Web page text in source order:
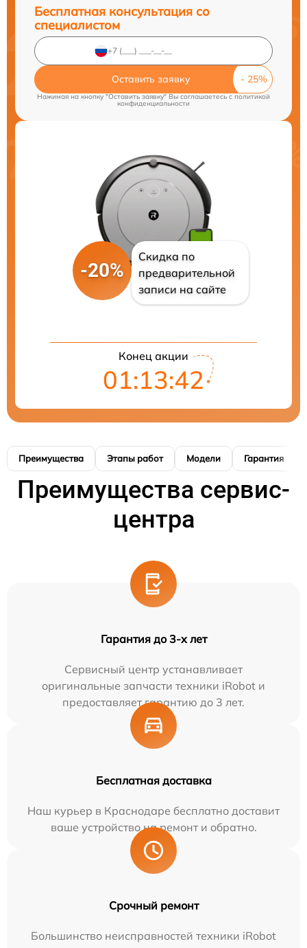
Бесплатная консультация со
специалистом
Оставить заявку
Нажимая на кнопку "Оставить заявку" Вы соглашаетесь cполитикой
конфиденциальности
-20%
Скидка по
предварительной
записи на сайте
Конец акции
01:13:41
Преимущества Этапы работ Модели Гарантия
Преимущества сервис-
центра
Гарантия до 3-х лет
Сервисный центр устанавливает
оригинальные запчасти техники iRobot и
предоставляет гарантию до 3 лет.
Бесплатная доставка
Наш курьер в Краснодаре бесплатно доставит
ваше устройство на ремонт и обратно.
Срочный ремонт
Большинство неисправностей техники iRobot